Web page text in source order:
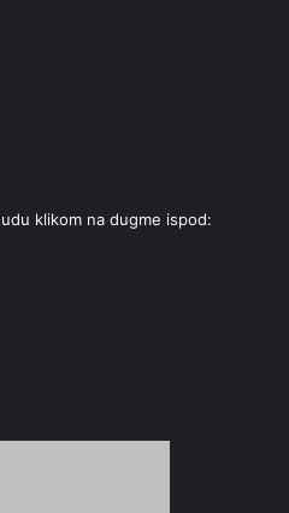
klikom na dugme ispod: